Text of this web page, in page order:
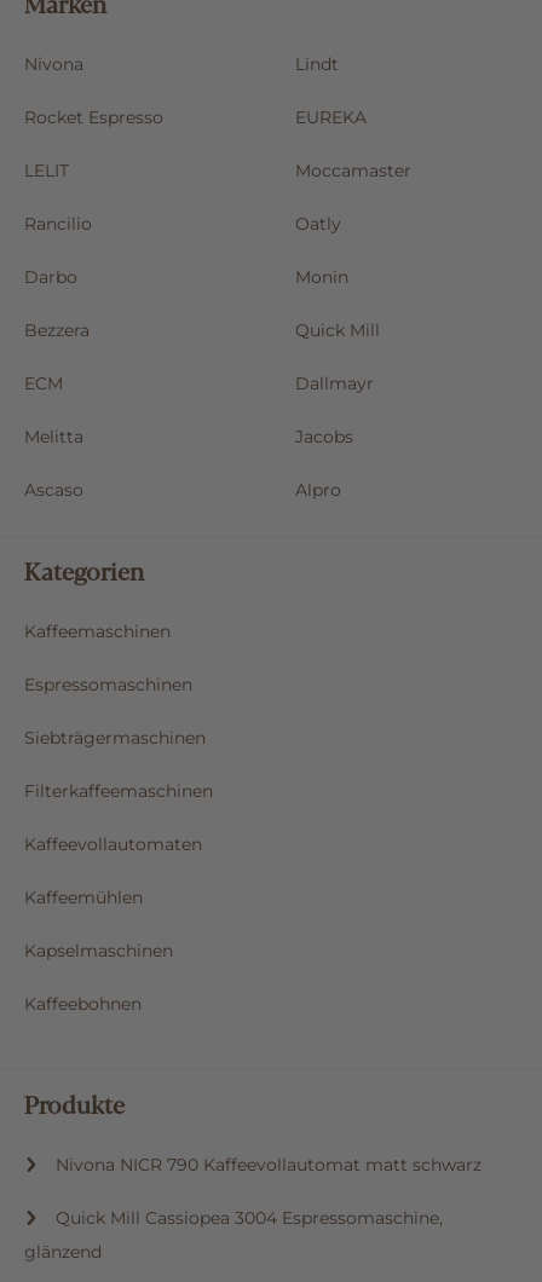
Nivona Lindt
Rocket Espresso EUREKA
LELIT Moccamaster
Rancilio Oatly
Darbo Monin
Bezzera Quick Mill
ECM Dallmayr
Melitta Jacobs
Ascaso Alpro
Kategorien
Kaffeemaschinen
Espressomaschinen
Siebträgermaschinen
Filterkaffeemaschinen
Kaffeevollautomaten
Kaffeemühlen
Kapselmaschinen
Kaffeebohnen
Produkte
Nivona NICR 790 Kaffeevollautomat matt schwarz
Quick Mill Cassiopea 3004 Espressomaschine,
glänzend